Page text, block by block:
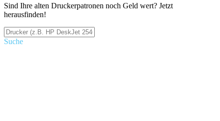
Sind Ihre alten Druckerpatronen noch Geld wert? Jetzt
herausfinden!
Suche